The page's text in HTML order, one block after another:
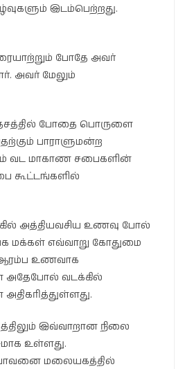
இடம்பெற்றது.
போதே அவர்
அவர் மேலும்
போதை பொருளை
பாராளுமன்ற
வட மாகாண சபைகளின்
கூட்டங்களில்
அத்தியவசிய உணவு போல்
மக்கள் எவ்வாறு கோதுமை
உணவாக
அதேபோல் வடக்கில்
இவ்வாறான நிலை
உள்ளது.
மலையகத்தில்